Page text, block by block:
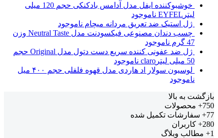
خوشبوکننده ایفل مدل آدامس بادکنکی حجم 120 میلی
لیترEYFEL
ناموجود
ژل استیک ضد تعریق مردانه میچام ناموجود
چسب دندان مصنوعی فیکسودنت مدل Neutral Taste وزن
47 گرم
ناموجود
ژل ضد عفونی کننده سریع دست دتول مدل Original حجم
50 میلی لیترclaro
ناموجود
لوسیون سولار اد هاردی مدل قهوه فلفلی حجم ۴۰۰ میل
ناموجود
بازگشت به بالا
750+
محصولات
77+
سفارشات تکمیل شده
280+
کاربران
1+
مطالب وبلاگ